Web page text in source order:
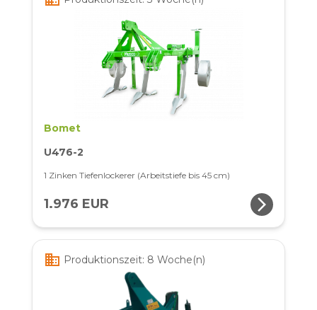
Bomet
U476-2
1 Zinken Tiefenlockerer (Arbeitstiefe bis 45 cm)
1.976 EUR arrow_forward_ios
business Produktionszeit: 8 Woche(n)